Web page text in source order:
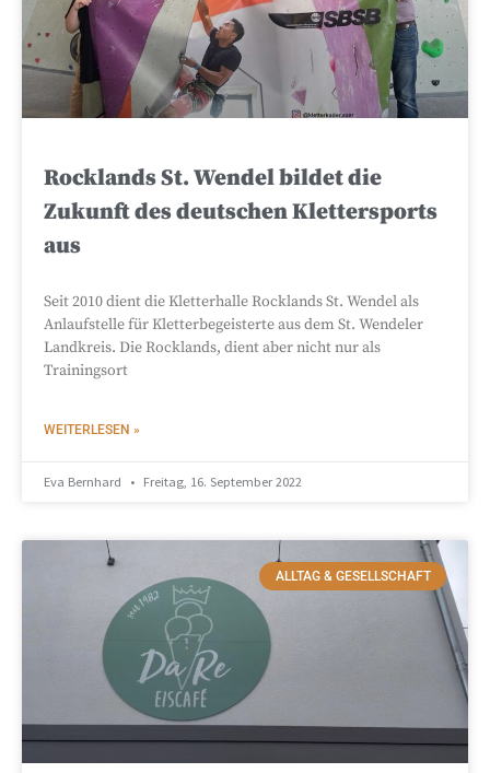
Rocklands St. Wendel bildet die
Zukunft des deutschen Klettersports
aus
Seit 2010 dient die Kletterhalle Rocklands St. Wendel als
Anlaufstelle für Kletterbegeisterte aus dem St. Wendeler
Landkreis. Die Rocklands, dient aber nicht nur als
Trainingsort
WEITERLESEN »
Eva Bernhard Freitag, 16. September 2022
ALLTAG & GESELLSCHAFT